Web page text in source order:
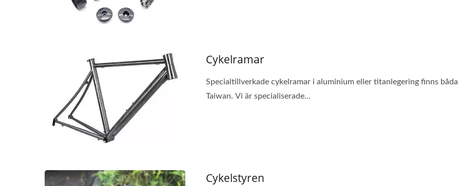
Cykelramar
Specialtillverkade cykelramar i aluminium eller titanlegering finns båda
Taiwan. Vi är specialiserade...
Cykelstyren